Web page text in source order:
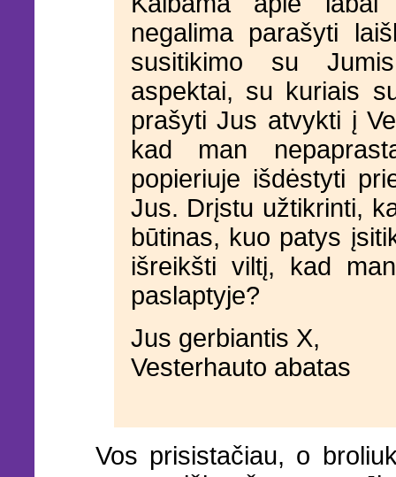
negalima parašyti
susitikimo su
aspektai, su kuriais
prašyti Jus atvykti į
kad man
popieriuje išdėstyti
Jus. Drįstu užtikrinti,
būtinas, kuo patys
išreikšti viltį, kad
paslaptyje?
Jus gerbiantis X,
Vesterhauto abatas
Vos prisistačiau, o